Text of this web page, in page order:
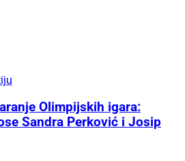
Olimpijskih igara:
Sandra Perković i Josip